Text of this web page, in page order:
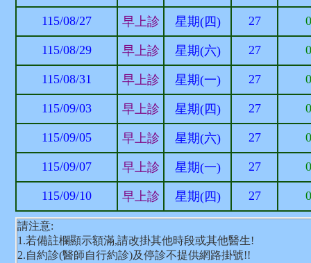
115/08/27 早上診 星期(四) 27
115/08/29 早上診 星期(六) 27
115/08/31 早上診 星期(一) 27
115/09/03 早上診 星期(四) 27
115/09/05 早上診 星期(六) 27
115/09/07 早上診 星期(一) 27
115/09/10 早上診 星期(四) 27
請注意:
1.若備註欄顯示額滿,請改掛其他時段或其他醫生!
2.自約診(醫師自行約診)及停診不提供網路掛號!!